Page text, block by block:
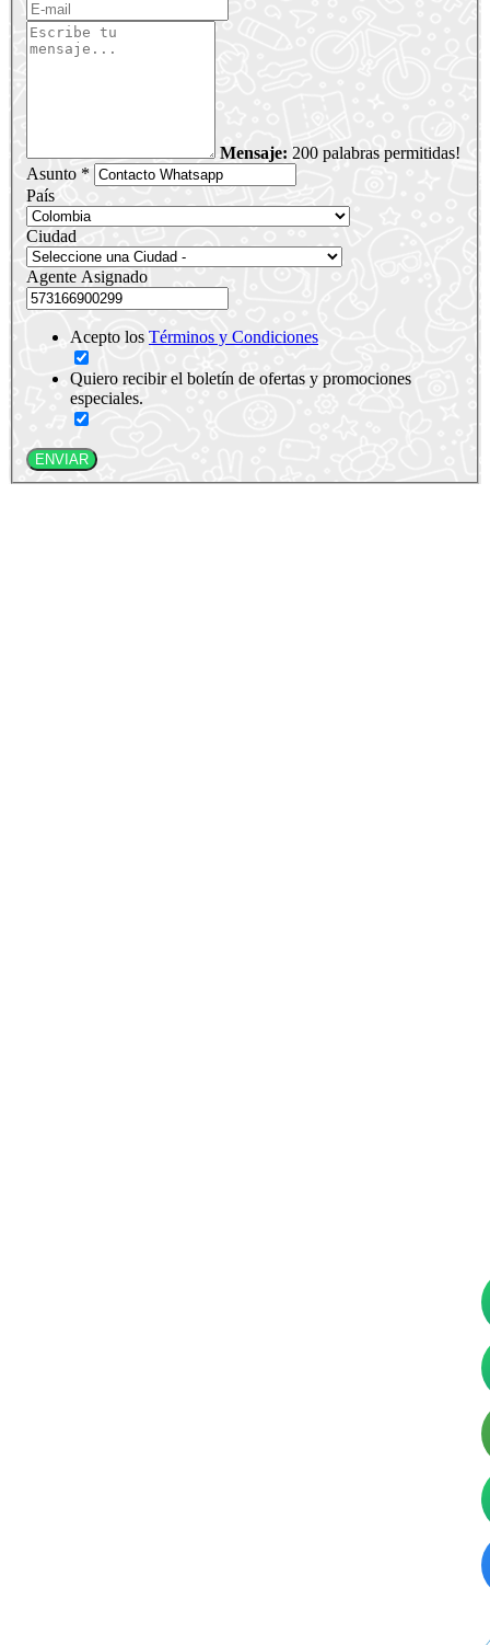
Mensaje: 200 palabras permitidas!
Asunto *
País
Ciudad
Agente Asignado
Acepto los Términos y Condiciones
Quiero recibir el boletín de ofertas y promociones
especiales.
ENVIAR